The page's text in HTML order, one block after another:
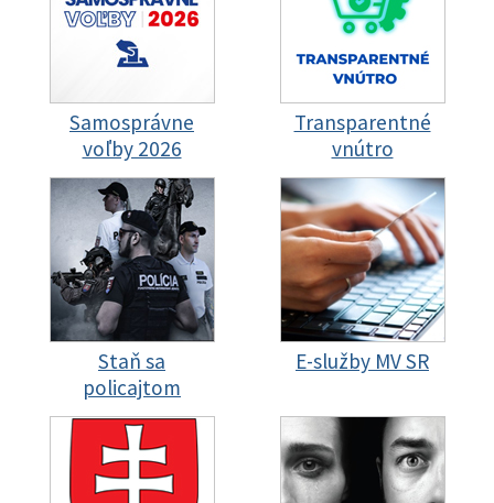
Samosprávne
voľby 2026
Transparentné
vnútro
Staň sa
policajtom
E-služby MV SR